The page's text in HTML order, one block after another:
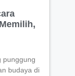
punggung
budaya di